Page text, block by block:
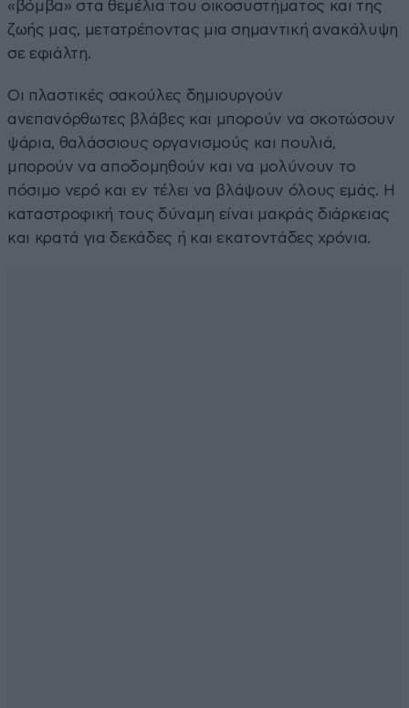
«βόμβα» στα θεμέλια του οικοσυστήματος και της
ζωής μας, μετατρέποντας μια σημαντική ανακάλυψη
σε εφιάλτη.
Οι πλαστικές σακούλες δημιουργούν
ανεπανόρθωτες βλάβες και μπορούν να σκοτώσουν
ψάρια, θαλάσσιους οργανισμούς και πουλιά,
μπορούν να αποδομηθούν και να μολύνουν το
πόσιμο νερό και εν τέλει να βλάψουν όλους εμάς. Η
καταστροφική τους δύναμη είναι μακράς διάρκειας
και κρατά για δεκάδες ή και εκατοντάδες χρόνια.